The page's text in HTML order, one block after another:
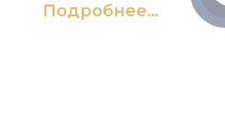
Подробнее…